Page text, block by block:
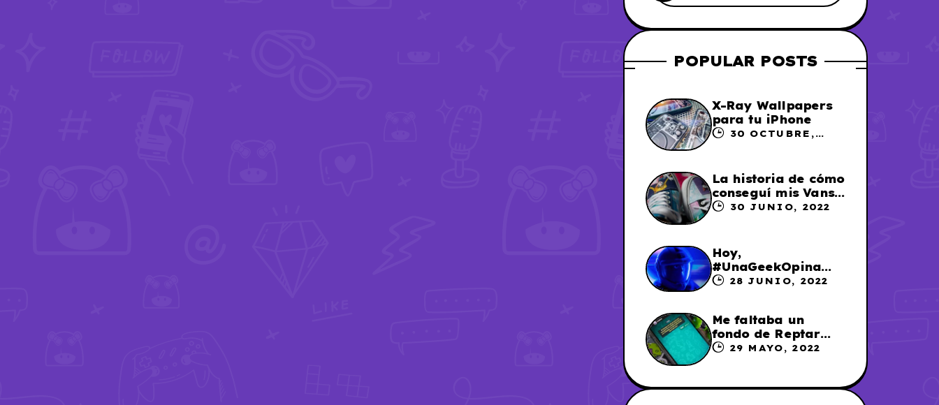
POPULAR POSTS
X-Ray Wallpapers
para tu iPhone
30 OCTUBRE,
La historia de cómo
conseguí mis Vans
X Sailor Moon
30 JUNIO, 2022
Hoy,
#UnaGeekOpina
sobre «Lightyear»
28 JUNIO, 2022
Me faltaba un
fondo de Reptar
para los chats en
29 MAYO, 2022